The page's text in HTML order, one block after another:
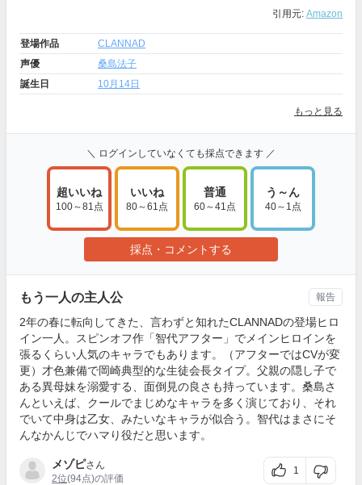
引用元: Amazon
登場作品
CLANNAD
声優
桑島法子
誕生日
10月14日
もっと見る
＼ ログインしていなくても採点できます ／
超いいね
100～81点
いいね
80～61点
普通
60～41点
う～ん
40～1点
採点・コメントする
もう一人の主人公
2年の春に転向してきた、言わずと知れたCLANNADの登場ヒロ
イン一人。スピンオフ作「智代アフター」でメインヒロインを
張るくらい人気のキャラでもあります。（アフターではCVが変
更）才色兼備で岡崎典型的な生徒会長タイプ。父親の隠し子で
ある異母妹を溺愛する、面倒見の良さも持っています。桑島さ
んといえば、クールでまじめなキャラを多く演じており、それ
でいて中身は乙女、みたいなキャラが似合う。智代はまさにそ
んなかんじでハマり役だと思います。
メゾピさん
2位(94点)の評価
1
報告